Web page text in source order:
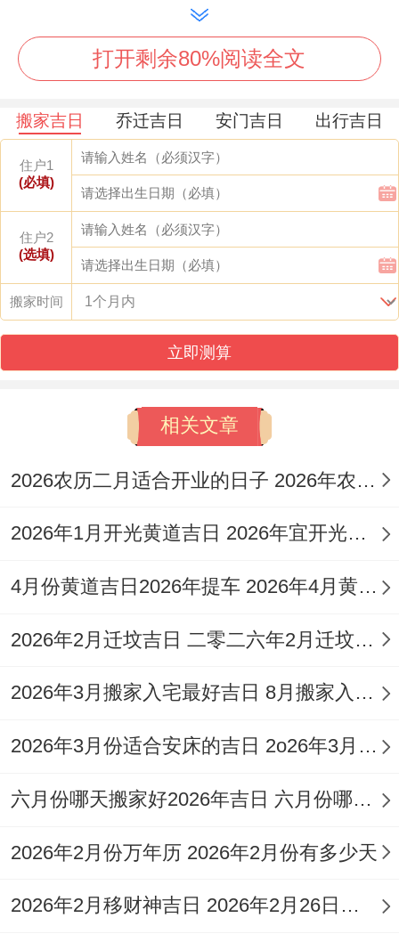
安机械、拆卸、安门、移徙、入宅、竖柱、
立券
【九星吉凶】八白-太阴星（土）-吉神
✓ 强效匹配:入宅、移徙、拆卸
风水能量介绍:财位:中心地方（宜摆放黄水
晶）、喜神：东南（利于签订契约）、吉时:
午时（11:00-13:00）。
◆ 2026年3月11日· 星期三
≡ 天干地支:辛卯木（孟春）月甲申水 箕执
笄、嫁娶、拆卸、动土、移徙、入宅、入
殓、修造。
风水能量介绍：财位:东南（宜摆放绿植）、
喜神:东北（利于家庭仪式）、吉时：辰时
≡ 农历:丙午水年正月大 廿六日
≡ 天干地支:辛卯木（孟春）月丁亥土 女成
打开剩余80%阅读全文
搬家吉日 乔迁吉日 安门吉日 出行吉日
住户1
(必填)
住户2
(选填)
搬家时间
立即测算
相关文章
2026农历二月适合开业的日子 2026年农历2月开业黄道吉日一览表
2026年1月开光黄道吉日 2026年宜开光的黄道吉日查询
4月份黄道吉日2026年提车 2026年4月黄道吉日一览表提车
2026年2月迁坟吉日 二零二六年2月迁坟黄道吉日
2026年3月搬家入宅最好吉日 8月搬家入宅黄道吉日
2026年3月份适合安床的吉日 2o26年3月份安床吉日
六月份哪天搬家好2026年吉日 六月份哪天搬家吉利
2026年2月份万年历 2026年2月份有多少天
2026年2月移财神吉日 2026年2月26日财神方